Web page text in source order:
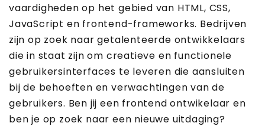
vaardigheden op het gebied van HTML, CSS,
JavaScript en frontend-frameworks. Bedrijven
zijn op zoek naar getalenteerde ontwikkelaars
die in staat zijn om creatieve en functionele
gebruikersinterfaces te leveren die aansluiten
bij de behoeften en verwachtingen van de
gebruikers. Ben jij een frontend ontwikelaar en
ben je op zoek naar een nieuwe uitdaging?